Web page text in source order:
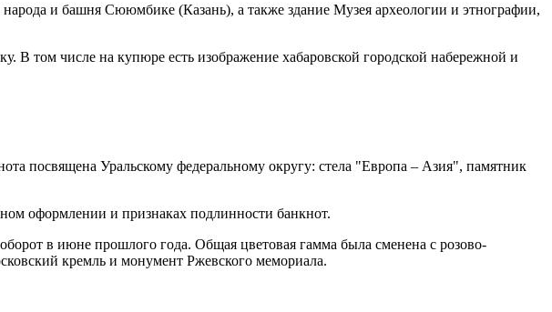
и башня Сююмбике (Казань), а также здание Музея археологии и этнографии,
В том числе на купюре есть изображение хабаровской городской набережной и
посвящена Уральскому федеральному округу: стела "Европа – Азия", памятник
оформлении и признаках подлинности банкнот.
в июне прошлого года. Общая цветовая гамма была сменена с розово-
кремль и монумент Ржевского мемориала.